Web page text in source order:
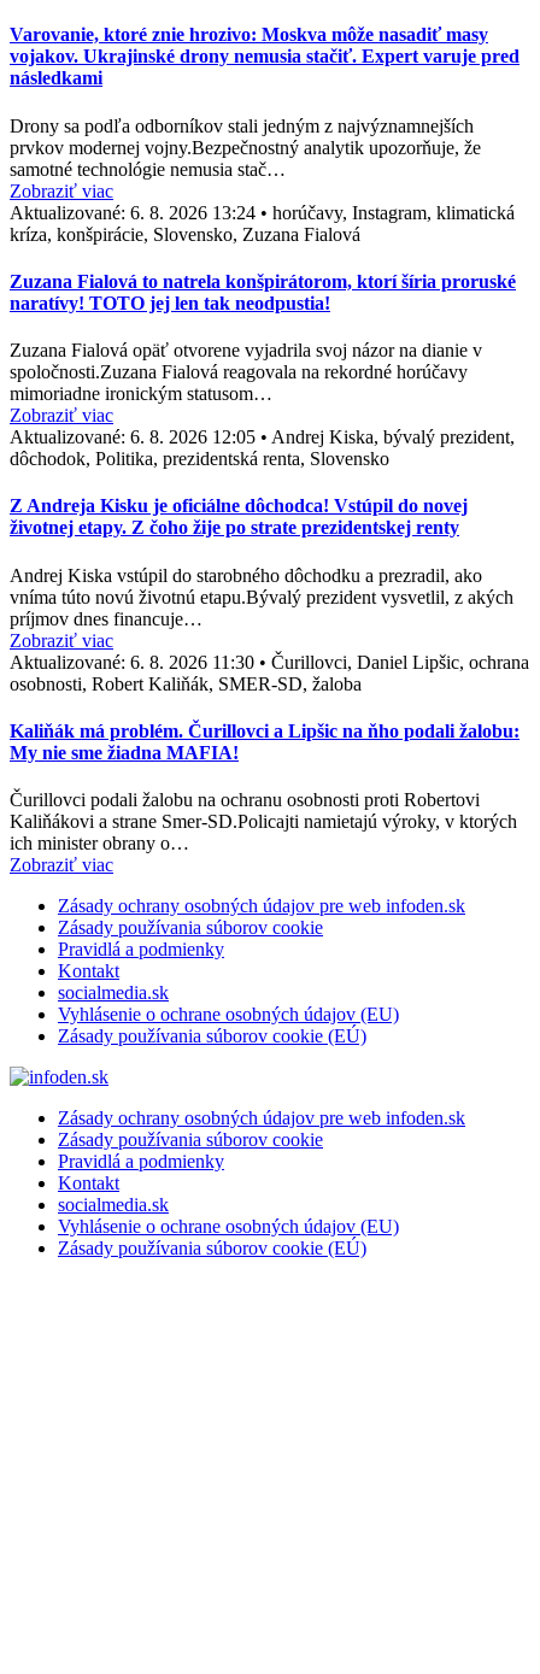
Varovanie, ktoré znie hrozivo: Moskva môže nasadiť masy
vojakov. Ukrajinské drony nemusia stačiť. Expert varuje pred
následkami
Drony sa podľa odborníkov stali jedným z najvýznamnejších
prvkov modernej vojny.Bezpečnostný analytik upozorňuje, že
samotné technológie nemusia stač…
Zobraziť viac
Aktualizované: 6. 8. 2026 13:24 • horúčavy, Instagram, klimatická
kríza, konšpirácie, Slovensko, Zuzana Fialová
Zuzana Fialová to natrela konšpirátorom, ktorí šíria proruské
naratívy! TOTO jej len tak neodpustia!
Zuzana Fialová opäť otvorene vyjadrila svoj názor na dianie v
spoločnosti.Zuzana Fialová reagovala na rekordné horúčavy
mimoriadne ironickým statusom…
Zobraziť viac
Aktualizované: 6. 8. 2026 12:05 • Andrej Kiska, bývalý prezident,
dôchodok, Politika, prezidentská renta, Slovensko
Z Andreja Kisku je oficiálne dôchodca! Vstúpil do novej
životnej etapy. Z čoho žije po strate prezidentskej renty
Andrej Kiska vstúpil do starobného dôchodku a prezradil, ako
vníma túto novú životnú etapu.Bývalý prezident vysvetlil, z akých
príjmov dnes financuje…
Zobraziť viac
Aktualizované: 6. 8. 2026 11:30 • Čurillovci, Daniel Lipšic, ochrana
osobnosti, Robert Kaliňák, SMER-SD, žaloba
Kaliňák má problém. Čurillovci a Lipšic na ňho podali žalobu:
My nie sme žiadna MAFIA!
Čurillovci podali žalobu na ochranu osobnosti proti Robertovi
Kaliňákovi a strane Smer-SD.Policajti namietajú výroky, v ktorých
ich minister obrany o…
Zobraziť viac
Zásady ochrany osobných údajov pre web infoden.sk
Zásady používania súborov cookie
Pravidlá a podmienky
Kontakt
socialmedia.sk
Vyhlásenie o ochrane osobných údajov (EU)
Zásady používania súborov cookie (EÚ)
Zásady ochrany osobných údajov pre web infoden.sk
Zásady používania súborov cookie
Pravidlá a podmienky
Kontakt
socialmedia.sk
Vyhlásenie o ochrane osobných údajov (EU)
Zásady používania súborov cookie (EÚ)